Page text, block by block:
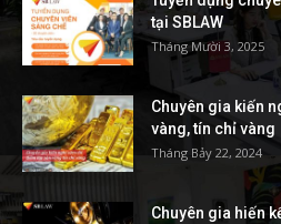
tại SBLAW
Tháng Mười 3, 2025
Chuyên gia kiến
vàng, tín chỉ vàng
Tháng Bảy 22, 2024
Chuyên gia hiến